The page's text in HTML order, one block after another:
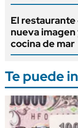
El
nueva
cocina de mar
Te puede